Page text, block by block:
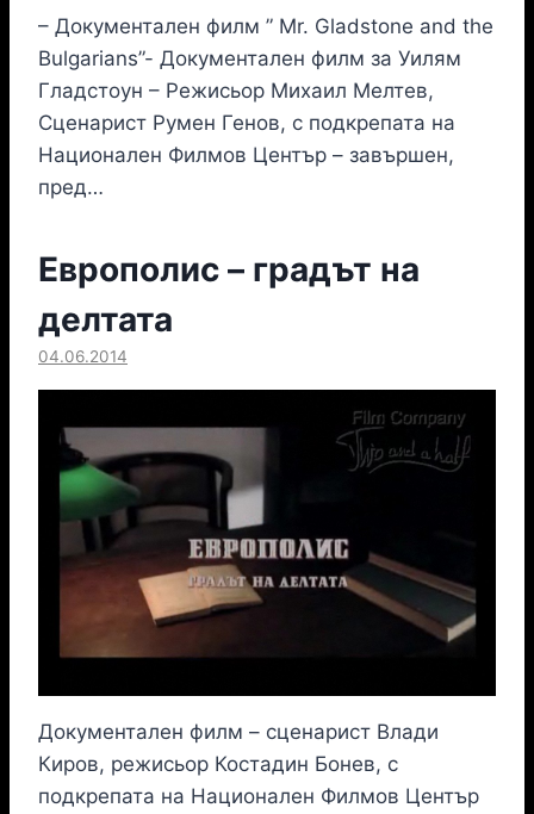
– Документален филм ” Mr. Gladstone and the
Bulgarians”- Документален филм за Уилям
Гладстоун – Режисьор Михаил Мелтев,
Сценарист Румен Генов, с подкрепата на
Национален Филмов Център – завършен,
пред…
Европолис – градът на
делтата
04.06.2014
Документален филм – сценарист Влади
Киров, режисьор Костадин Бонев, с
подкрепата на Национален Филмов Център